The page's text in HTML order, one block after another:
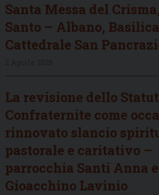
Santa Messa del
Santo – Albano, Basilica
Cattedrale San
La revisione dello
Confraternite come
rinnovato slancio
pastorale e caritativo –
parrocchia Santi Anna e
Gioacchino Lavinio